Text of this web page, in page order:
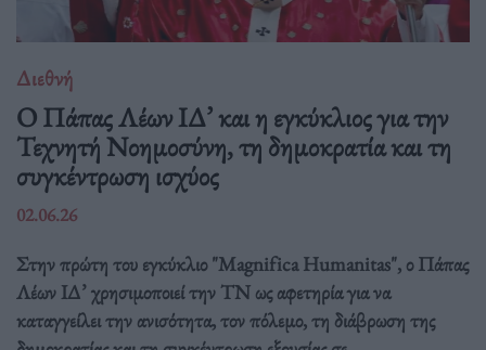
Διεθνή
Ο Πάπας Λέων ΙΔ’ και η εγκύκλιος για την
Τεχνητή Νοημοσύνη, τη δημοκρατία και τη
συγκέντρωση ισχύος
02.06.26
Στην πρώτη του εγκύκλιο "Magnifica Humanitas", ο Πάπας
Λέων ΙΔ’ χρησιμοποιεί την ΤΝ ως αφετηρία για να
καταγγείλει την ανισότητα, τον πόλεμο, τη διάβρωση της